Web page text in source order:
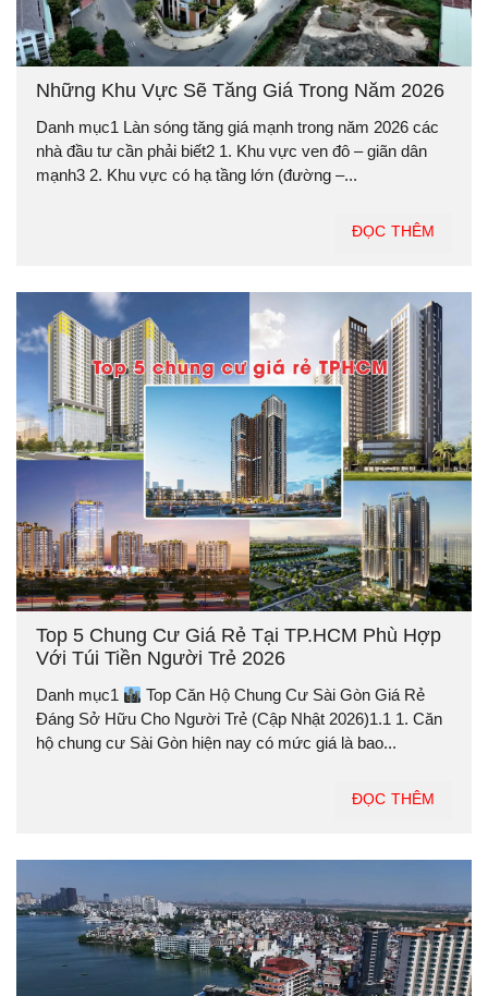
Những Khu Vực Sẽ Tăng Giá Trong Năm 2026
Danh mục1 Làn sóng tăng giá mạnh trong năm 2026 các
nhà đầu tư cần phải biết2 1. Khu vực ven đô – giãn dân
mạnh3 2. Khu vực có hạ tầng lớn (đường –...
ĐỌC THÊM
Top 5 Chung Cư Giá Rẻ Tại TP.HCM Phù Hợp
Với Túi Tiền Người Trẻ 2026
Danh mục1
Top Căn Hộ Chung Cư Sài Gòn Giá Rẻ
Đáng Sở Hữu Cho Người Trẻ (Cập Nhật 2026)1.1 1. Căn
hộ chung cư Sài Gòn hiện nay có mức giá là bao...
ĐỌC THÊM